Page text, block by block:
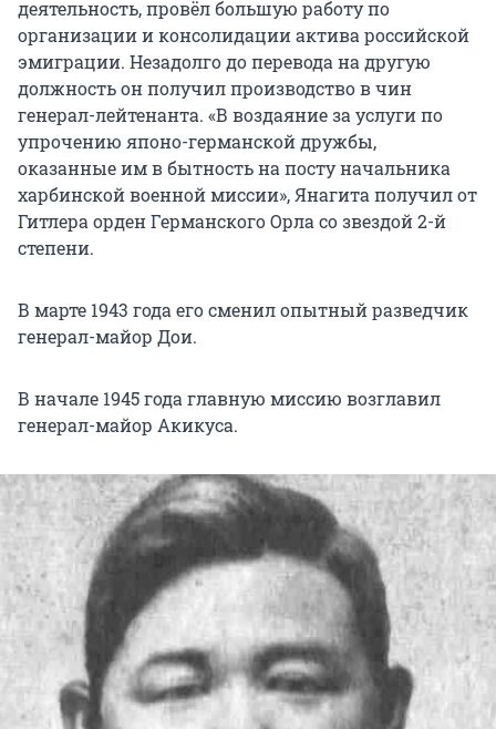
деятельность, провёл большую работу по
организации и консолидации актива российской
эмиграции. Незадолго до перевода на другую
должность он получил производство в чин
генерал-лейтенанта. «В воздаяние за услуги по
упрочению японо-германской дружбы,
оказанные им в бытность на посту начальника
харбинской военной миссии», Янагита получил от
Гитлера орден Германского Орла со звездой 2-й
степени.
В марте 1943 года его сменил опытный разведчик
генерал-майор Дои.
В начале 1945 года главную миссию возглавил
генерал-майор Акикуса.